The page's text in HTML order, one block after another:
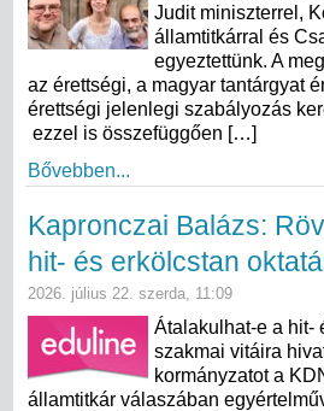
Judit miniszterrel,
államtitkárral és
egyeztettünk. A
az érettségi, a magyar tantárgyat
érettségi jelenlegi szabályozás
ezzel is összefüggően […]
Bővebben...
Kapronczai Balázs:
hit- és erkölcstan
2026. július 22. szerda, 11:09
Átalakulhat-e a hit-
szakmai vitáira
kormányzatot a
államtitkár válaszában